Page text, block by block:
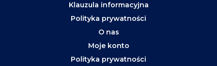
Klauzula informacyjna
Polityka prywatności
O nas
Moje konto
Polityka prywatności